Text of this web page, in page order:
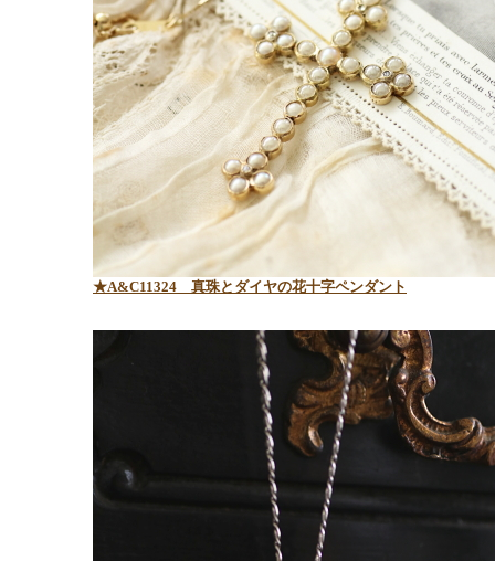
★A&C11324 真珠とダイヤの花十字ペンダント